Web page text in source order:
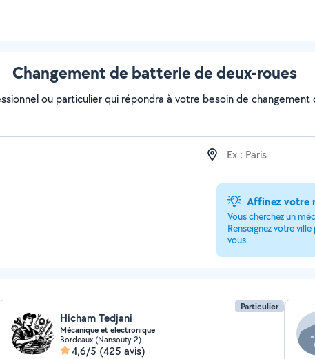
Changement de batterie de deux-roues
ou particulier qui répondra à votre besoin de
Affinez votre
Vous cherchez un
Renseignez votre
vous.
Particulier
Hicham Tedjani
Mécanique et electronique
Bordeaux (Nansouty 2)
4,6/5 (425 avis)